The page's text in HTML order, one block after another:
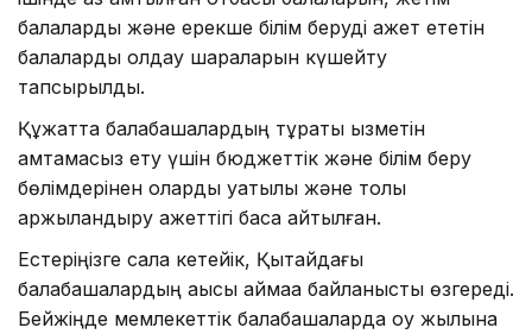
балаларды және ерекше білім беруді қажет ететін
балаларды қолдау шараларын күшейту
тапсырылды.
Құжатта балабақшалардың тұрақты қызметін
қамтамасыз ету үшін бюджеттік және білім беру
бөлімдерінен оларды уақтылы және толық
қаржыландыру қажеттігі баса айтылған.
Естеріңізге сала кетейік, Қытайдағы
балабақшалардың ақысы аймаққа байланысты өзгереді.
Бейжіңде мемлекеттік балабақшаларда оқу жылына